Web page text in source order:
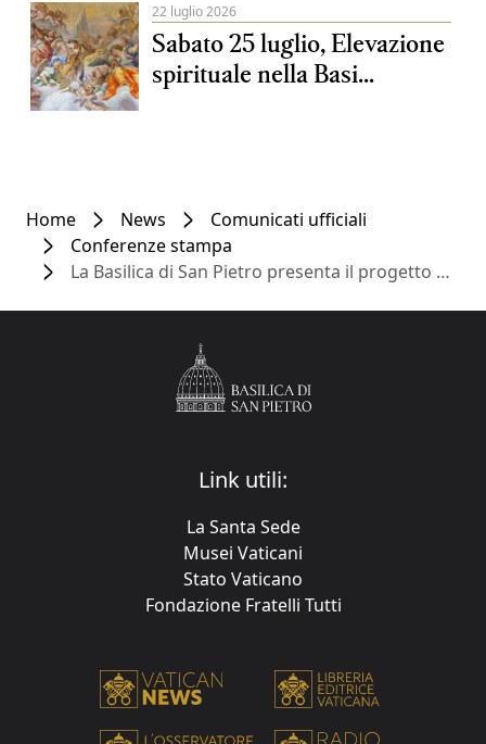
22 luglio 2026
Sabato 25 luglio, Elevazione
spirituale nella Basi...
Home News
Comunicati ufficiali
Conferenze stampa
La Basilica di San Pietro presenta il progetto di sostenibilità ambientale ed energetica
Link utili:
La Santa Sede
Musei Vaticani
Stato Vaticano
Fondazione Fratelli Tutti